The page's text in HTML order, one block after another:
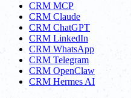
CRM MCP
CRM Claude
CRM ChatGPT
CRM LinkedIn
CRM WhatsApp
CRM Telegram
CRM OpenClaw
CRM Hermes AI